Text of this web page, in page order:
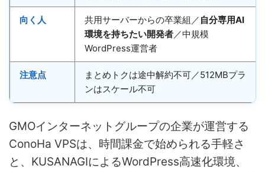
向く人 共用サーバーからの卒業組／ 自分専用AI
環境を持ちたい開発者／中規模
WordPress運営者
注意点
まとめトクは途中解約不可／512MBプラ
ンはスケール不可
GMOインターネットグループの企業が運営する
ConoHa VPSは、時間課金で始められる手軽さ
と、KUSANAGIによるWordPress高速化環境、